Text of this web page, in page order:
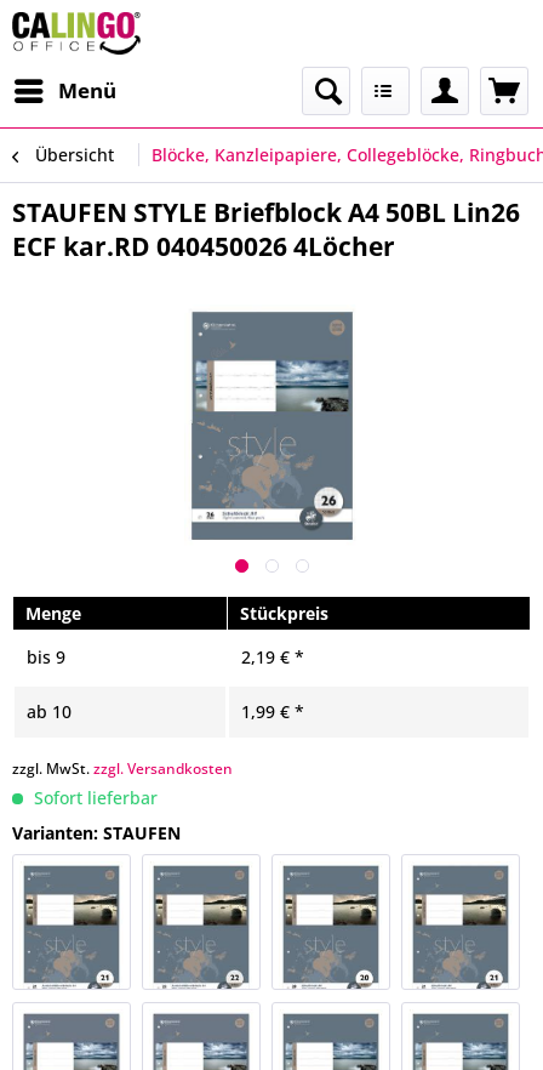
Menü
Übersicht Blöcke, Kanzleipapiere, Collegeblöcke,
STAUFEN STYLE Briefblock A4 50BL Lin26
ECF kar.RD 040450026 4Löcher
Menge
Stückpreis
bis 9 2,19 € *
ab 10 1,99 € *
zzgl. MwSt.zzgl. Versandkosten
Sofort lieferbar
Varianten: STAUFEN